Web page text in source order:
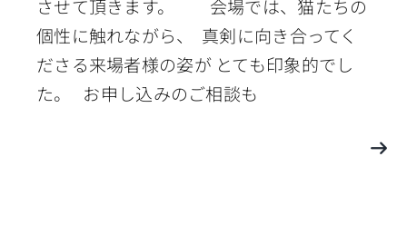
させて頂きます。 会場では、猫たちの
個性に触れながら、 真剣に向き合ってく
ださる来場者様の姿が とても印象的でし
た。 お申し込みのご相談も